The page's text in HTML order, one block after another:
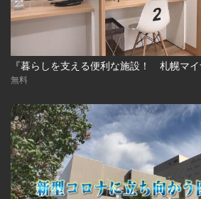
無料